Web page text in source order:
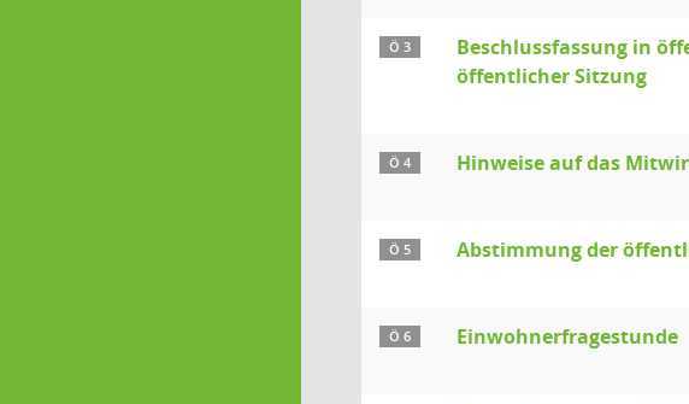
Ö 3
Beschlussfassung in
öffentlicher Sitzung
Ö 4 Hinweise auf das
Ö 5 Abstimmung der
Ö 6 Einwohnerfragestunde